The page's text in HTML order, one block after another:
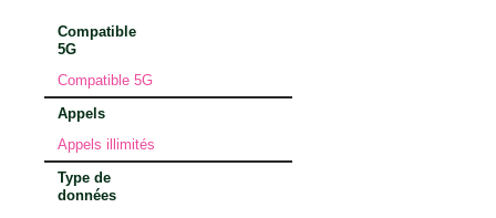
Compatible
5G
Compatible 5G
Appels
Appels illimités
Type de
données